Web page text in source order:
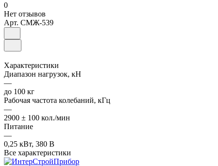
0
Нет отзывов
Арт. СМЖ-539
Характеристики
Диапазон нагрузок, кН
—
до 100 кг
Рабочая частота колебаний, кГц
—
2900 ± 100 кол./мин
Питание
—
0,25 кВт, 380 В
Все характеристики